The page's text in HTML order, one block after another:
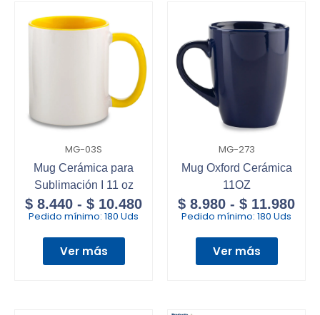
MG-03S
Mug Cerámica para
Sublimación I 11 oz
$ 8.440 - $ 10.480
Pedido mínimo: 180 Uds
Ver más
MG-273
Mug Oxford Cerámica
11OZ
$ 8.980 - $ 11.980
Pedido mínimo: 180 Uds
Ver más